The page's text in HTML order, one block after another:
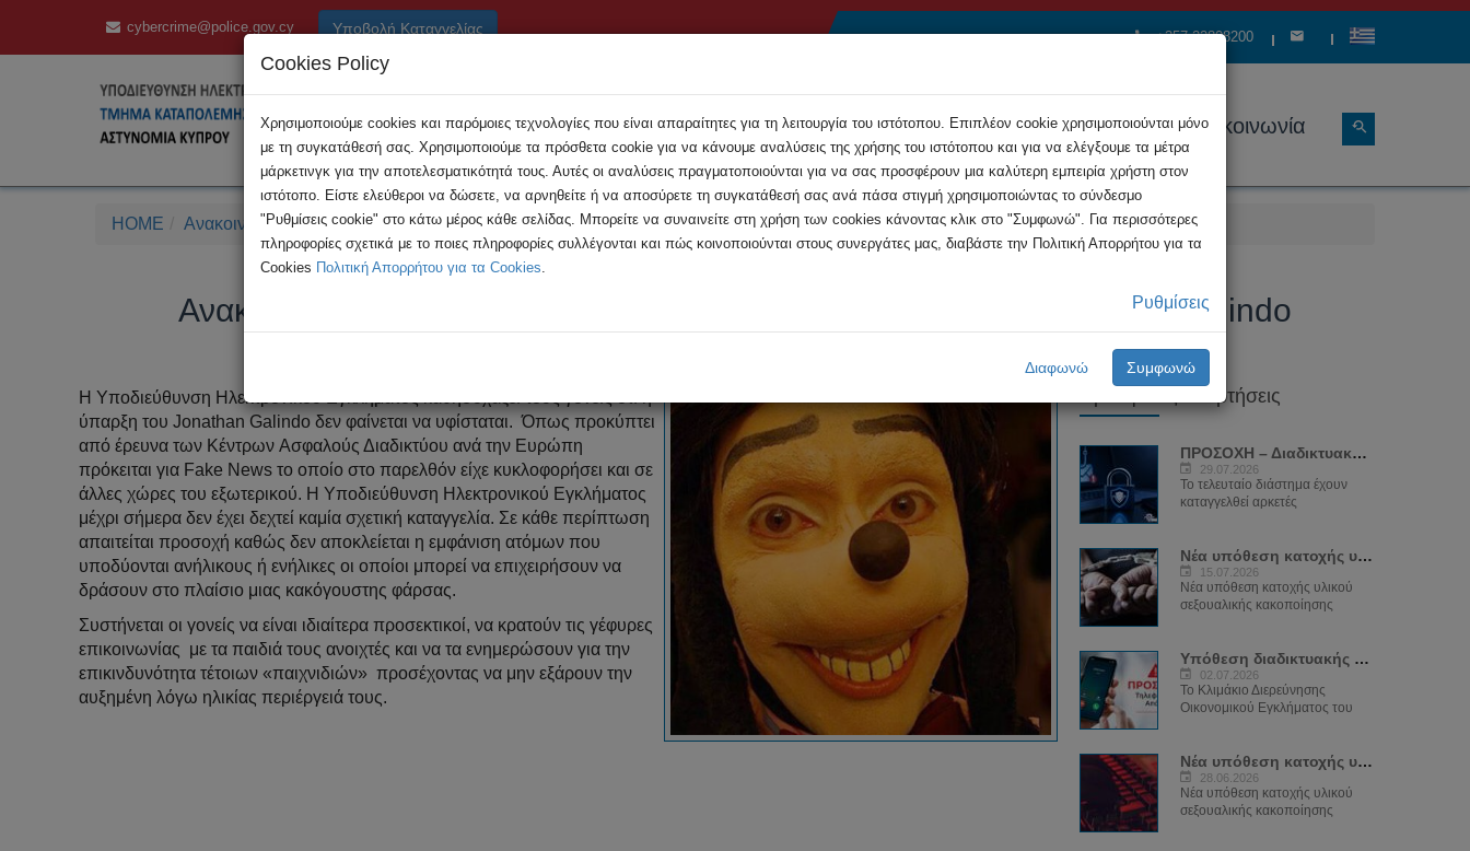
cybercrime@police.gov.cy Υποβολή Καταγγελίας +357 22808200
Αρχική Συμβουλές Εκδηλώσεις Ανακοινώσεις Διάρθρωση Επικοινωνία
HOME Ανακοινώσεις Ανακοίνωση της Υ.Η.Ε. σχετικά με το “επικίνδυνο” παιχνίδι ...
Ανακοίνωση της Υ.Η.Ε. σχετικά με το “επικίνδυνο” παιχνίδι Jonathan Galindo
Η Υποδιεύθυνση Ηλεκτρονικού Εγκλήματος καθησυχάζει τους γονείς ότι η
ύπαρξη του Jonathan Galindo δεν φαίνεται να υφίσταται. Όπως προκύπτει
από έρευνα των Kέντρων Aσφαλούς Διαδικτύου ανά την Ευρώπη
πρόκειται για Fake News το οποίο στο παρελθόν είχε κυκλοφορήσει και σε
άλλες χώρες του εξωτερικού. Η Υποδιεύθυνση Ηλεκτρονικού Εγκλήματος
μέχρι σήμερα δεν έχει δεχτεί καμία σχετική καταγγελία. Σε κάθε περίπτωση
απαιτείται προσοχή καθώς δεν αποκλείεται η εμφάνιση ατόμων που
υποδύονται ανήλικους ή ενήλικες οι οποίοι μπορεί να επιχειρήσουν να
δράσουν στο πλαίσιο μιας κακόγουστης φάρσας.
Συστήνεται οι γονείς να είναι ιδιαίτερα προσεκτικοί, να κρατούν τις γέφυρες
επικοινωνίας με τα παιδιά τους ανοιχτές και να τα ενημερώσουν για την
επικινδυνότητα τέτοιων «παιχνιδιών» προσέχοντας να μην εξάρουν την
αυξημένη λόγω ηλικίας περιέργειά τους.
Πρόσφατες Αναρτήσεις
ΠΡΟΣΟΧΗ – Διαδικτυακή απάτη με...
29.07.2026
Το τελευταίο διάστημα έχουν
καταγγελθεί αρκετές
Νέα υπόθεση κατοχής υλικού παιδικής...
15.07.2026
Νέα υπόθεση κατοχής υλικού
σεξουαλικής κακοποίησης
Υπόθεση διαδικτυακής απάτης και...
02.07.2026
Το Κλιμάκιο Διερεύνησης
Οικονομικού Εγκλήματος του
Νέα υπόθεση κατοχής υλικού παιδικής...
28.06.2026
Νέα υπόθεση κατοχής υλικού
σεξουαλικής κακοποίησης
Cookies Policy
Χρησιμοποιούμε cookies και παρόμοιες τεχνολογίες που είναι απαραίτητες για τη λειτουργία του ιστότοπου. Επιπλέον cookie χρησιμοποιούνται μόνο
με τη συγκατάθεσή σας. Χρησιμοποιούμε τα πρόσθετα cookie για να κάνουμε αναλύσεις της χρήσης του ιστότοπου και για να ελέγξουμε τα μέτρα
μάρκετινγκ για την αποτελεσματικότητά τους. Αυτές οι αναλύσεις πραγματοποιούνται για να σας προσφέρουν μια καλύτερη εμπειρία χρήστη στον
ιστότοπο. Είστε ελεύθεροι να δώσετε, να αρνηθείτε ή να αποσύρετε τη συγκατάθεσή σας ανά πάσα στιγμή χρησιμοποιώντας το σύνδεσμο
"Ρυθμίσεις cookie" στο κάτω μέρος κάθε σελίδας. Μπορείτε να συναινείτε στη χρήση των cookies κάνοντας κλικ στο "Συμφωνώ". Για περισσότερες
πληροφορίες σχετικά με το ποιες πληροφορίες συλλέγονται και πώς κοινοποιούνται στους συνεργάτες μας, διαβάστε την Πολιτική Απορρήτου για τα
Cookies Πολιτική Απορρήτου για τα Cookies.
Ρυθμίσεις
Διαφωνώ Συμφωνώ